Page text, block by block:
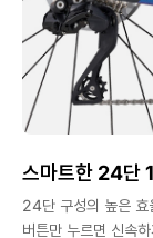
스마트한 24단
24단 구성의 높은 효
버튼만 누르면 신속